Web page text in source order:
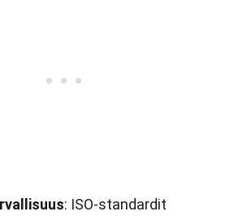
: ISO-standardit